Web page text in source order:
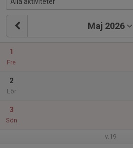
Maj 2026
1
Fre
2
Lör
3
Sön
v.19